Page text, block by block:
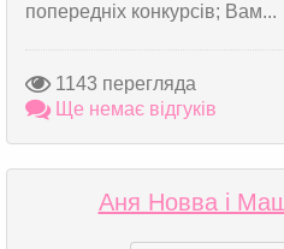
попередніх конкурсів; Вам...
1143 перегляда
Ще немає відгуків
Аня Новва і